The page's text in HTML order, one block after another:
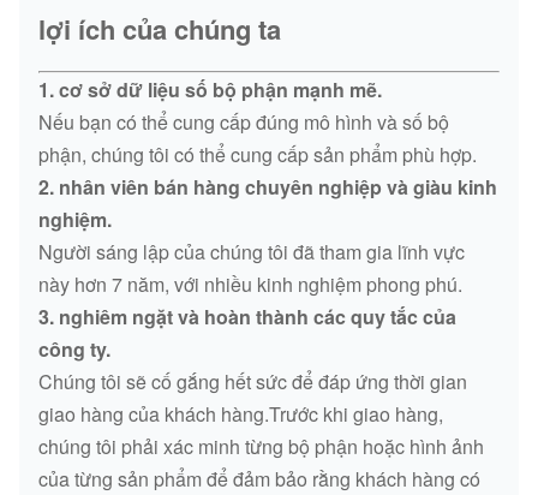
lợi ích của chúng ta
1. cơ sở dữ liệu số bộ phận mạnh mẽ.
Nếu bạn có thể cung cấp đúng mô hình và số bộ
phận, chúng tôi có thể cung cấp sản phẩm phù hợp.
2. nhân viên bán hàng chuyên nghiệp và giàu kinh
nghiệm.
Người sáng lập của chúng tôi đã tham gia lĩnh vực
này hơn 7 năm, với nhiều kinh nghiệm phong phú.
3. nghiêm ngặt và hoàn thành các quy tắc của
công ty.
Chúng tôi sẽ cố gắng hết sức để đáp ứng thời gian
giao hàng của khách hàng.Trước khi giao hàng,
chúng tôi phải xác minh từng bộ phận hoặc hình ảnh
của từng sản phẩm để đảm bảo rằng khách hàng có